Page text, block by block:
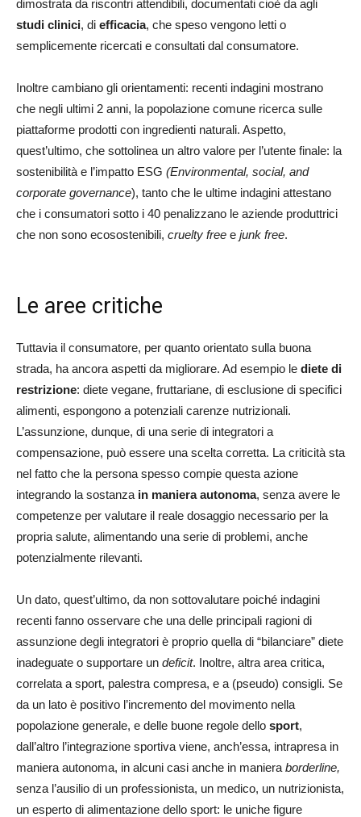
dimostrata da riscontri attendibili, documentati cioè da agli
studi clinici, di efficacia, che speso vengono letti o
semplicemente ricercati e consultati dal consumatore.
Inoltre cambiano gli orientamenti: recenti indagini mostrano
che negli ultimi 2 anni, la popolazione comune ricerca sulle
piattaforme prodotti con ingredienti naturali. Aspetto,
quest’ultimo, che sottolinea un altro valore per l’utente finale: la
sostenibilità e l’impatto ESG (Environmental, social, and
corporate governance), tanto che le ultime indagini attestano
che i consumatori sotto i 40 penalizzano le aziende produttrici
che non sono ecosostenibili, cruelty free e junk free.
Le aree critiche
Tuttavia il consumatore, per quanto orientato sulla buona
strada, ha ancora aspetti da migliorare. Ad esempio le diete di
restrizione: diete vegane, fruttariane, di esclusione di specifici
alimenti, espongono a potenziali carenze nutrizionali.
L’assunzione, dunque, di una serie di integratori a
compensazione, può essere una scelta corretta. La criticità sta
nel fatto che la persona spesso compie questa azione
integrando la sostanza in maniera autonoma, senza avere le
competenze per valutare il reale dosaggio necessario per la
propria salute, alimentando una serie di problemi, anche
potenzialmente rilevanti.
Un dato, quest’ultimo, da non sottovalutare poiché indagini
recenti fanno osservare che una delle principali ragioni di
assunzione degli integratori è proprio quella di “bilanciare” diete
inadeguate o supportare un deficit. Inoltre, altra area critica,
correlata a sport, palestra compresa, e a (pseudo) consigli. Se
da un lato è positivo l’incremento del movimento nella
popolazione generale, e delle buone regole dello sport,
dall’altro l’integrazione sportiva viene, anch’essa, intrapresa in
maniera autonoma, in alcuni casi anche in maniera borderline,
senza l’ausilio di un professionista, un medico, un nutrizionista,
un esperto di alimentazione dello sport: le uniche figure